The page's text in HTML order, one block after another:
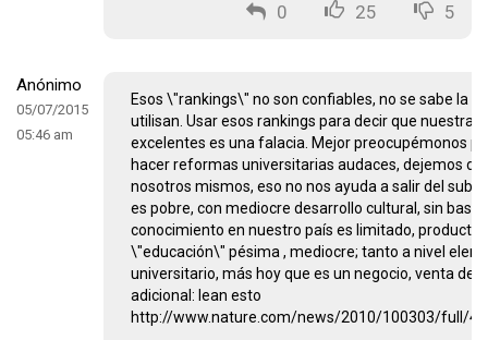
0 25 5
Anónimo
05/07/2015
05:46 am
Esos \"rankings\" no son confiables, no se sabe la
utilisan. Usar esos rankings para decir que nuestras
excelentes es una falacia. Mejor preocupémonos
hacer reformas universitarias audaces, dejemos de
nosotros mismos, eso no nos ayuda a salir del
es pobre, con mediocre desarrollo cultural, sin
conocimiento en nuestro país es limitado, producto
\"educación\" pésima , mediocre; tanto a nivel
universitario, más hoy que es un negocio, venta de
adicional: lean esto
http://www.nature.com/news/2010/100303/full/